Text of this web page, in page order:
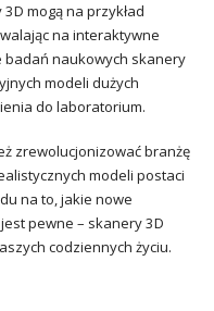
mogą na przykład
na interaktywne
badań naukowych skanery
modeli dużych
do laboratorium.
zrewolucjonizować branżę
modeli postaci
na to, jakie nowe
pewne – skanery 3D
codziennych życiu.